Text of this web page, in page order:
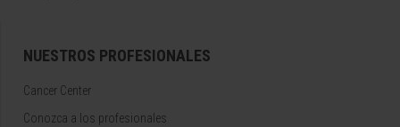
NUESTROS PROFESIONALES
Cancer Center
Conozca a los profesionales